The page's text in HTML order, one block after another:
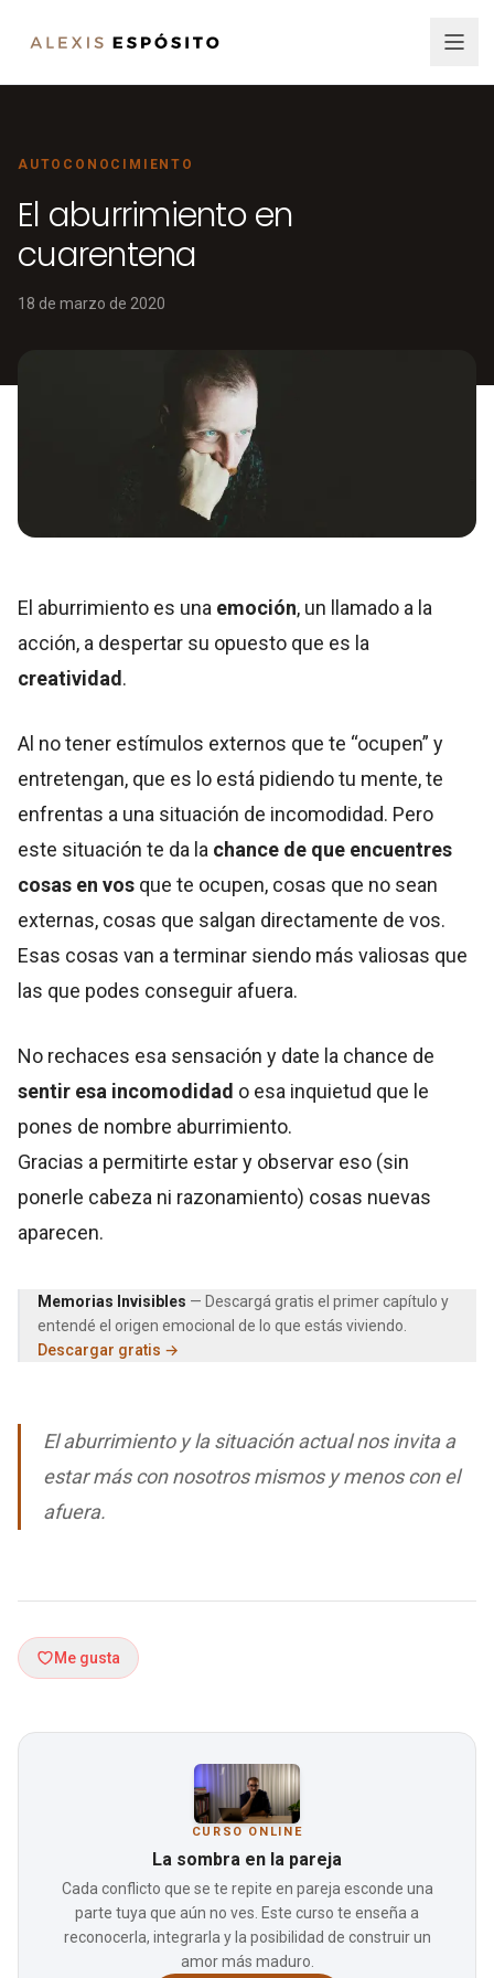
AUTOCONOCIMIENTO
El aburrimiento en
cuarentena
18 de marzo de 2020
El aburrimiento es una emoción, un llamado a la
acción, a despertar su opuesto que es la
creatividad.
Al no tener estímulos externos que te “ocupen” y
entretengan, que es lo está pidiendo tu mente, te
enfrentas a una situación de incomodidad. Pero
este situación te da la chance de que encuentres
cosas en vos que te ocupen, cosas que no sean
externas, cosas que salgan directamente de vos.
Esas cosas van a terminar siendo más valiosas que
las que podes conseguir afuera.
No rechaces esa sensación y date la chance de
sentir esa incomodidad o esa inquietud que le
pones de nombre aburrimiento.
Gracias a permitirte estar y observar eso (sin
ponerle cabeza ni razonamiento) cosas nuevas
aparecen.
Memorias Invisibles — Descargá gratis el primer capítulo y
entendé el origen emocional de lo que estás viviendo.
Descargar gratis →
El aburrimiento y la situación actual nos invita a
estar más con nosotros mismos y menos con el
afuera.
Me gusta
CURSO ONLINE
La sombra en la pareja
Cada conflicto que se te repite en pareja esconde una
parte tuya que aún no ves. Este curso te enseña a
reconocerla, integrarla y la posibilidad de construir un
amor más maduro.